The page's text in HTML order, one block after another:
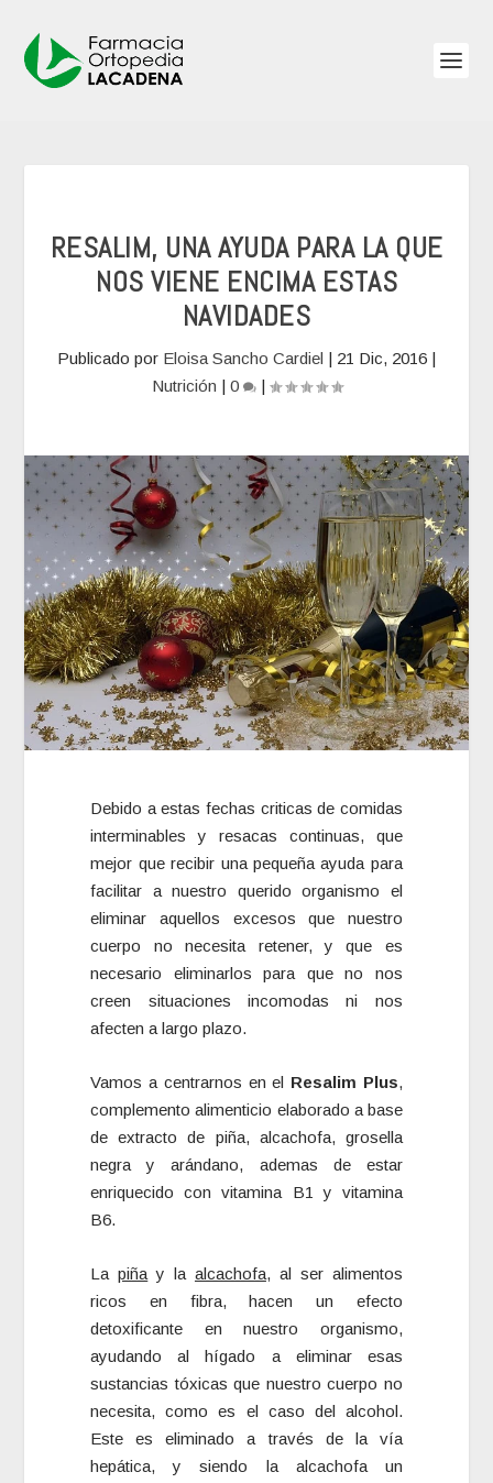
RESALIM, UNA AYUDA PARA LA QUE
NOS VIENE ENCIMA ESTAS
NAVIDADES
Publicado por Eloisa Sancho Cardiel | 21 Dic, 2016 |
Nutrición | 0 |
Debido a estas fechas criticas de comidas
interminables y resacas continuas, que
mejor que recibir una pequeña ayuda para
facilitar a nuestro querido organismo el
eliminar aquellos excesos que nuestro
cuerpo no necesita retener, y que es
necesario eliminarlos para que no nos
creen situaciones incomodas ni nos
afecten a largo plazo.
Vamos a centrarnos en el Resalim Plus,
complemento alimenticio elaborado a base
de extracto de piña, alcachofa, grosella
negra y arándano, ademas de estar
enriquecido con vitamina B1 y vitamina
B6.
Lapiña y la alcachofa, al ser alimentos
ricos en fibra, hacen un efecto
detoxificante en nuestro organismo,
ayudando al hígado a eliminar esas
sustancias tóxicas que nuestro cuerpo no
necesita, como es el caso del alcohol.
Este es eliminado a través de la vía
hepática, y siendo la alcachofa un